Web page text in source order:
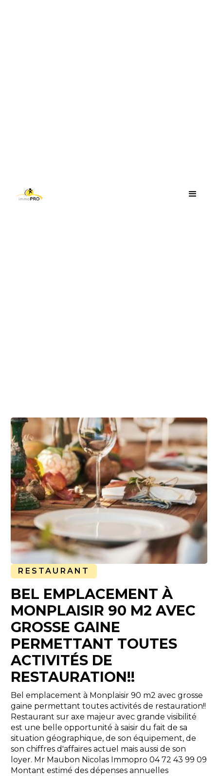
RESTAURANT
BEL EMPLACEMENT À
MONPLAISIR 90 M2 AVEC
GROSSE GAINE
PERMETTANT TOUTES
ACTIVITÉS DE
RESTAURATION!!
Bel emplacement à Monplaisir 90 m2 avec grosse
gaine permettant toutes activités de restauration!!
Restaurant sur axe majeur avec grande visibilité
est une belle opportunité à saisir du fait de sa
situation géographique, de son équipement, de
son chiffres d'affaires actuel mais aussi de son
loyer. Mr Maubon Nicolas Immopro 04 72 43 99 09
Montant estimé des dépenses annuelles